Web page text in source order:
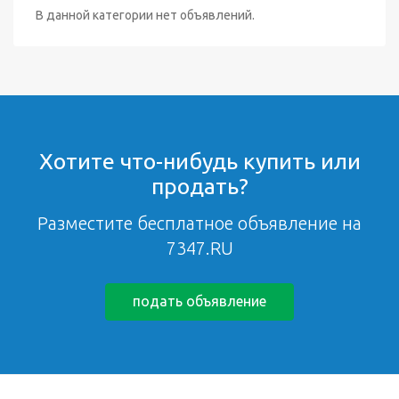
В данной категории нет объявлений.
Хотите что-нибудь купить или
продать?
Разместите бесплатное объявление на
7347.RU
подать объявление